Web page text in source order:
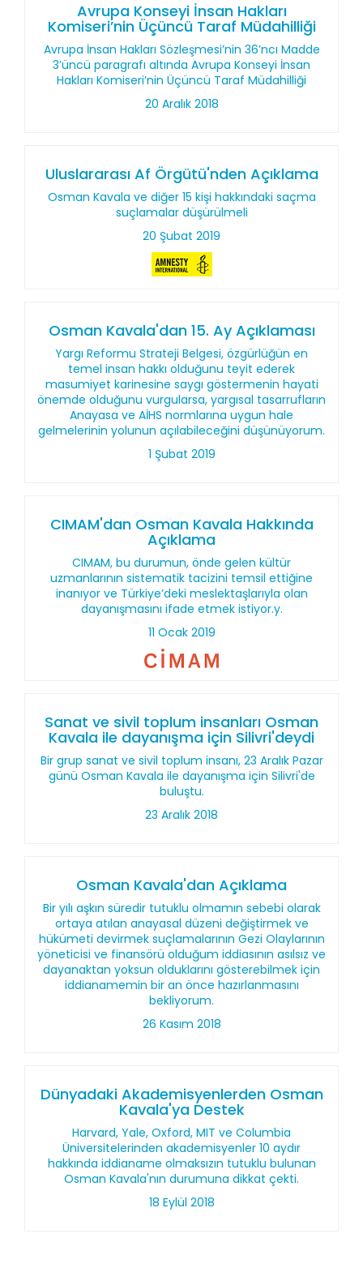
Avrupa Konseyi İnsan Hakları
Komiseri’nin Üçüncü Taraf Müdahilliği
Avrupa İnsan Hakları Sözleşmesi’nin 36’ncı Madde
3’üncü paragrafı altında Avrupa Konseyi İnsan
Hakları Komiseri’nin Üçüncü Taraf Müdahilliği
20 Aralık 2018
Uluslararası Af Örgütü'nden Açıklama
Osman Kavala ve diğer 15 kişi hakkındaki saçma
suçlamalar düşürülmeli
20 Şubat 2019
Osman Kavala'dan 15. Ay Açıklaması
Yargı Reformu Strateji Belgesi, özgürlüğün en
temel insan hakkı olduğunu teyit ederek
masumiyet karinesine saygı göstermenin hayati
önemde olduğunu vurgularsa, yargısal tasarrufların
Anayasa ve AİHS normlarına uygun hale
gelmelerinin yolunun açılabileceğini düşünüyorum.
1 Şubat 2019
CIMAM'dan Osman Kavala Hakkında
Açıklama
CIMAM, bu durumun, önde gelen kültür
uzmanlarının sistematik tacizini temsil ettiğine
inanıyor ve Türkiye’deki meslektaşlarıyla olan
dayanışmasını ifade etmek istiyor.y.
11 Ocak 2019
Sanat ve sivil toplum insanları Osman
Kavala ile dayanışma için Silivri'deydi
Bir grup sanat ve sivil toplum insanı, 23 Aralık Pazar
günü Osman Kavala ile dayanışma için Silivri'de
buluştu.
23 Aralık 2018
Osman Kavala'dan Açıklama
Bir yılı aşkın süredir tutuklu olmamın sebebi olarak
ortaya atılan anayasal düzeni değiştirmek ve
hükümeti devirmek suçlamalarının Gezi Olaylarının
yöneticisi ve finansörü olduğum iddiasının asılsız ve
dayanaktan yoksun olduklarını gösterebilmek için
iddianamemin bir an önce hazırlanmasını
bekliyorum.
26 Kasım 2018
Dünyadaki Akademisyenlerden Osman
Kavala'ya Destek
Harvard, Yale, Oxford, MIT ve Columbia
Üniversitelerinden akademisyenler 10 aydır
hakkında iddianame olmaksızın tutuklu bulunan
Osman Kavala'nın durumuna dikkat çekti.
18 Eylül 2018